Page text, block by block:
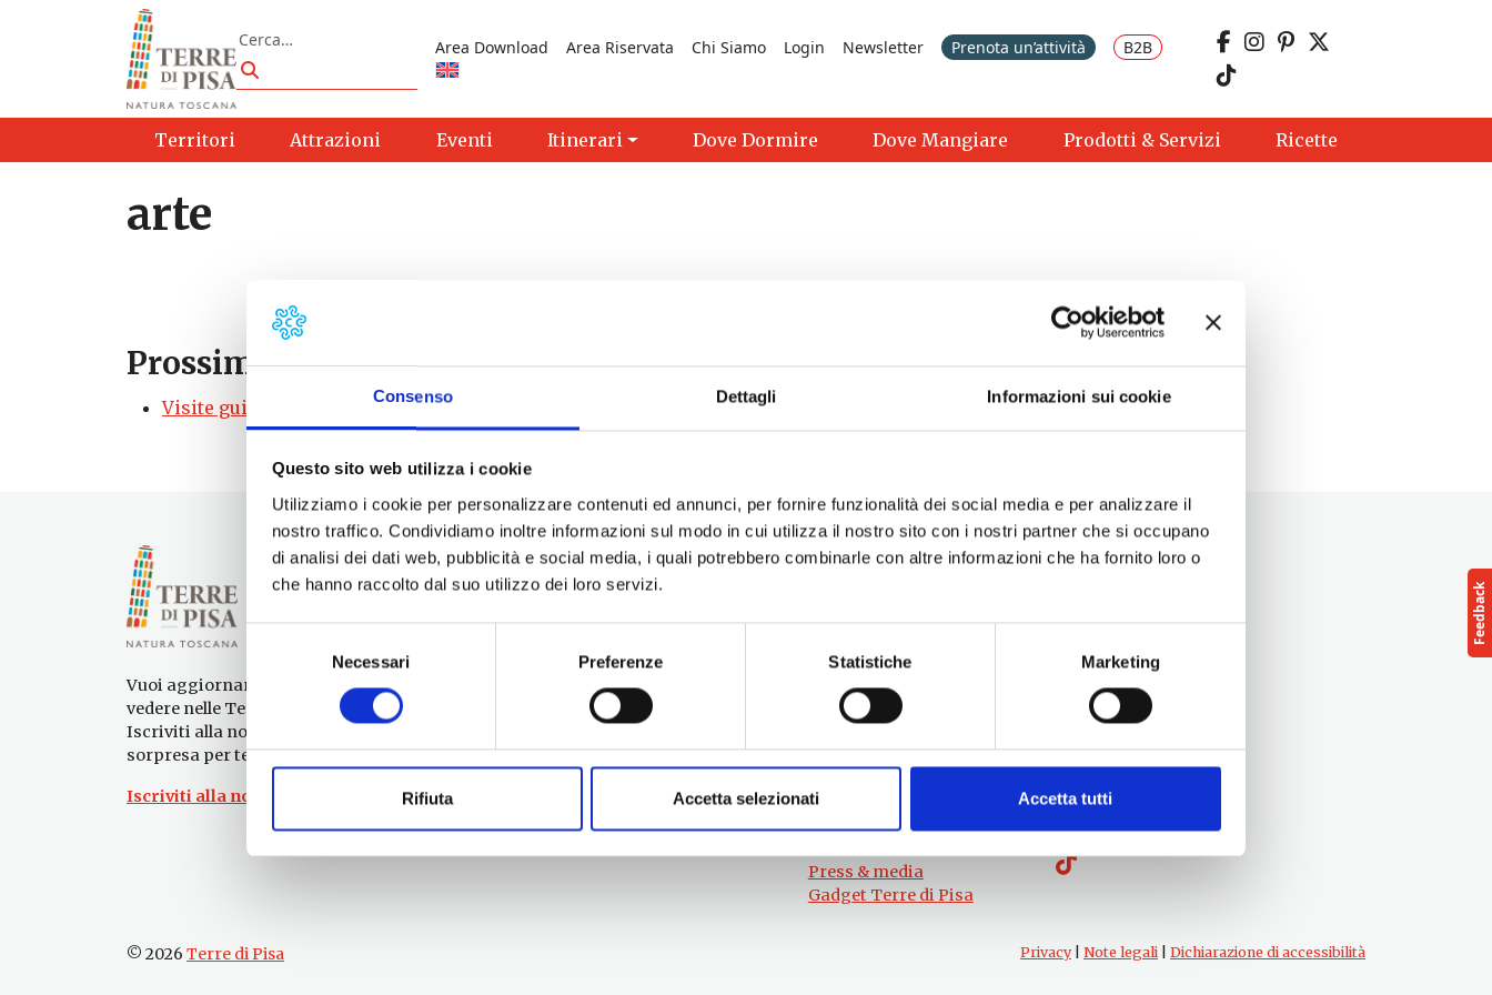
Consenso Dettagli Informazioni sui cookie
Questo sito web utilizza i cookie
Utilizziamo i cookie per personalizzare contenuti ed annunci, per fornire funzionalità dei social media e per analizzare il
nostro traffico. Condividiamo inoltre informazioni sul modo in cui utilizza il nostro sito con i nostri partner che si occupano
di analisi dei dati web, pubblicità e social media, i quali potrebbero combinarle con altre informazioni che ha fornito loro o
che hanno raccolto dal suo utilizzo dei loro servizi.
consenso
Necessari Preferenze Statistiche Marketing
Rifiuta Accetta selezionati Accetta tutti
Vai al contenuto
Cerca
Cerca
Area Download Area Riservata Chi Siamo Login Newsletter Prenota un’attività B2B
Territori Attrazioni Eventi Itinerari Dove Dormire Dove Mangiare Prodotti & Servizi Ricette
arte
Prossimi eventi
Visite guidate ai Musei Civici di San Miniato - 07/08/2026 - 30/08/2026 - 10:00 - 18:00
Vuoi aggiornamenti su cosa fare e cosa
vedere nelle Terre di Pisa?
Iscriviti alla nostra newsletter! Subito una
sorpresa per te!
Iscriviti alla nostra Newsletter!
Per informazioni
Servizio Promozione e Sviluppo delle
Ufficio Internazionalizzazione,
turismo@tno.camcom.it
#lemieTerrediPisa
Esperienze
Eventi
Attrazioni
Prodotti e Servizi
Press & media
Gadget Terre di Pisa
Seguici su
© 2026 Terre di Pisa Privacy| Note legali Dichiarazione di accessibilità